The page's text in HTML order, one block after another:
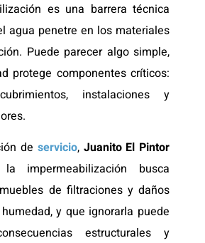
es una barrera técnica
agua penetre en los materiales
Puede parecer algo simple,
protege componentes críticos:
instalaciones y
de servicio, Juanito El Pintor
impermeabilización busca
de filtraciones y daños
y que ignorarla puede
estructurales y